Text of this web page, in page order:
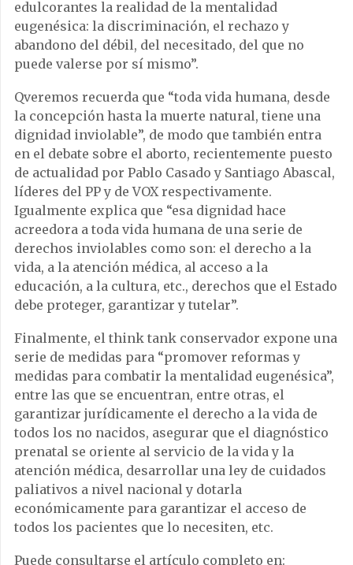
edulcorantes la realidad de la mentalidad
eugenésica: la discriminación, el rechazo y
abandono del débil, del necesitado, del que no
puede valerse por sí mismo”.
Qveremos recuerda que “toda vida humana, desde
la concepción hasta la muerte natural, tiene una
dignidad inviolable”, de modo que también entra
en el debate sobre el aborto, recientemente puesto
de actualidad por Pablo Casado y Santiago Abascal,
líderes del PP y de VOX respectivamente.
Igualmente explica que “esa dignidad hace
acreedora a toda vida humana de una serie de
derechos inviolables como son: el derecho a la
vida, a la atención médica, al acceso a la
educación, a la cultura, etc., derechos que el Estado
debe proteger, garantizar y tutelar”.
Finalmente, el think tank conservador expone una
serie de medidas para “promover reformas y
medidas para combatir la mentalidad eugenésica”,
entre las que se encuentran, entre otras, el
garantizar jurídicamente el derecho a la vida de
todos los no nacidos, asegurar que el diagnóstico
prenatal se oriente al servicio de la vida y la
atención médica, desarrollar una ley de cuidados
paliativos a nivel nacional y dotarla
económicamente para garantizar el acceso de
todos los pacientes que lo necesiten, etc.
Puede consultarse el artículo completo en: